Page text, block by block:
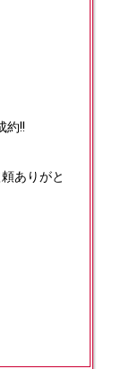
約!!
ありがと